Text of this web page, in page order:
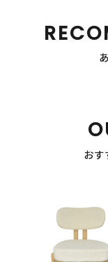
おす